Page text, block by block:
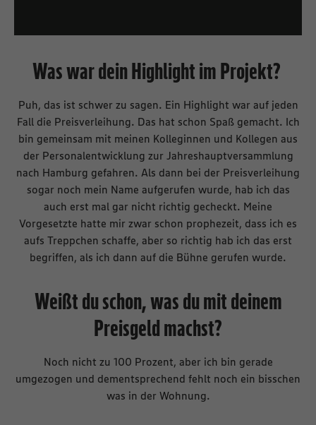
Was war dein Highlight im Projekt?
Puh, das ist schwer zu sagen. Ein Highlight war auf jeden
Fall die Preisverleihung. Das hat schon Spaß gemacht. Ich
bin gemeinsam mit meinen Kolleginnen und Kollegen aus
der Personalentwicklung zur Jahreshauptversammlung
nach Hamburg gefahren. Als dann bei der Preisverleihung
sogar noch mein Name aufgerufen wurde, hab ich das
auch erst mal gar nicht richtig gecheckt. Meine
Vorgesetzte hatte mir zwar schon prophezeit, dass ich es
aufs Treppchen schaffe, aber so richtig hab ich das erst
begriffen, als ich dann auf die Bühne gerufen wurde.
Weißt du schon, was du mit deinem
Preisgeld machst?
Noch nicht zu 100 Prozent, aber ich bin gerade
umgezogen und dementsprechend fehlt noch ein bisschen
was in der Wohnung.